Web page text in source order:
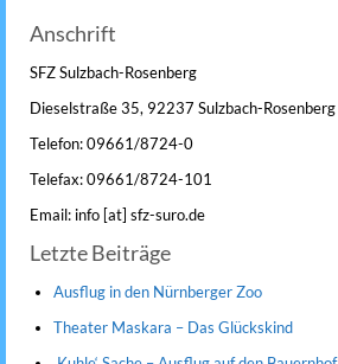
Anschrift
SFZ Sulzbach-Rosenberg
Dieselstraße 35, 92237 Sulzbach-Rosenberg
Telefon: 09661/8724-0
Telefax: 09661/8724-101
Email: info [at] sfz-suro.de
Letzte Beiträge
Ausflug in den Nürnberger Zoo
Theater Maskara – Das Glückskind